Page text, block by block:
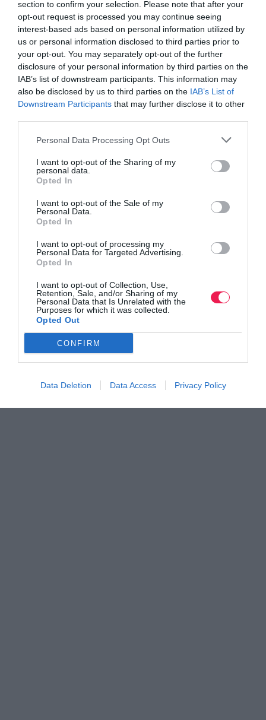
section to confirm your selection. Please note that after your
opt-out request is processed you may continue seeing
interest-based ads based on personal information utilized by
us or personal information disclosed to third parties prior to
your opt-out. You may separately opt-out of the further
disclosure of your personal information by third parties on the
IAB’s list of downstream participants. This information may
also be disclosed by us to third parties on the IAB’s List of
Downstream Participants that may further disclose it to other
Personal Data Processing Opt Outs
I want to opt-out of the Sharing of my
personal data.
Opted In
I want to opt-out of the Sale of my
Personal Data.
Opted In
I want to opt-out of processing my
Personal Data for Targeted Advertising.
Opted In
I want to opt-out of Collection, Use,
Retention, Sale, and/or Sharing of my
Personal Data that Is Unrelated with the
Purposes for which it was collected.
Opted Out
CONFIRM
Data Deletion Data Access Privacy Policy